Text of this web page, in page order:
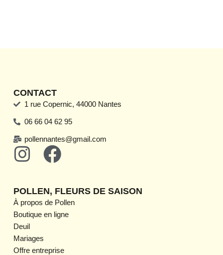
CONTACT
1 rue Copernic, 44000 Nantes
06 66 04 62 95
pollennantes@gmail.com
I
s
t
a
g
F
c
e
b
o
POLLEN, FLEURS DE SAISON
À propos de Pollen
Boutique en ligne
Deuil
Mariages
Offre entreprise